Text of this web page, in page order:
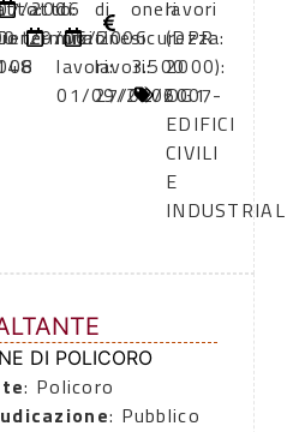
2006
atto:
29/06/2006
di
inizio
lavori:
01/09/2006
di
fine
lavori:
27/02/2007
oneri
sicurezza:
3.500
lavori
(DPR
2000):
OG1 -
EDIFICI
CIVILI
E
DI POLICORO
: Policoro
: Pubblico